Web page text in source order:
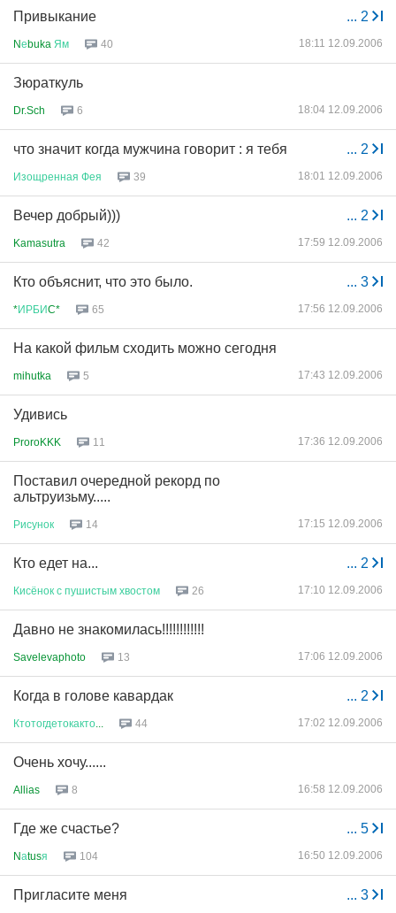
... 2
Привыкание
Nеbuka Ям 40 18:11 12.09.2006
Зюраткуль
Dr.Sch 6 18:04 12.09.2006
... 2
что значит когда мужчина говорит : я тебя
Изощренная Фея 39 18:01 12.09.2006
... 2
Вечер добрый)))
Kamasutra 42 17:59 12.09.2006
... 3
Кто объяснит, что это было.
*ИРБИC* 65 17:56 12.09.2006
На какой фильм сходить можно сегодня
mihutka 5 17:43 12.09.2006
Удивись
ProroKKK 11 17:36 12.09.2006
Поставил очередной рекорд по
альтруизьму.....
Рисунок 14 17:15 12.09.2006
... 2
Кто едет на...
Кисёнок с пушистым хвостом 26 17:10 12.09.2006
Давно не знакомилась!!!!!!!!!!!!
Savelevaphoto 13 17:06 12.09.2006
... 2
Когда в голове кавардак
Ктотогдетокакто 44 17:02 12.09.2006
Очень хочу......
Allias 8 16:58 12.09.2006
... 5
Где же счастье?
Nаtusя 104 16:50 12.09.2006
... 3
Пригласите меня